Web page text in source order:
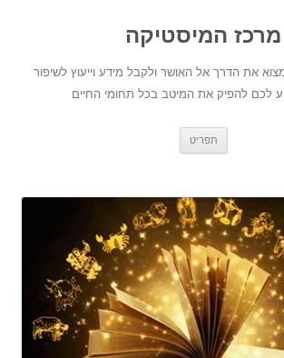
מרכז המיסטיקה
את הדרך אל האושר ולקבל מידע וייעוץ לשיפור
לכם להפיק את המיטב בכל תחומי החיים
תפריט